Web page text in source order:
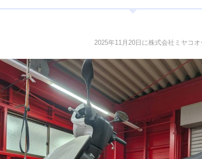
2025年11月20日に株式会社ミヤコ